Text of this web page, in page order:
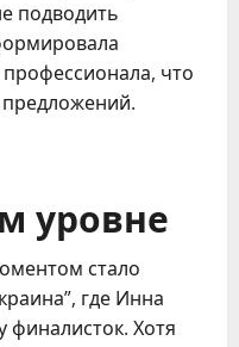
подводить
что
уровне
стало
где Инна
финалисток. Хотя